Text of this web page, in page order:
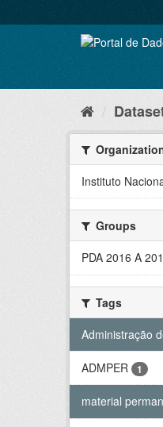
to
Instituto
Groups
PDA 2016 A
Tags
Administração
ADMPER 1
material